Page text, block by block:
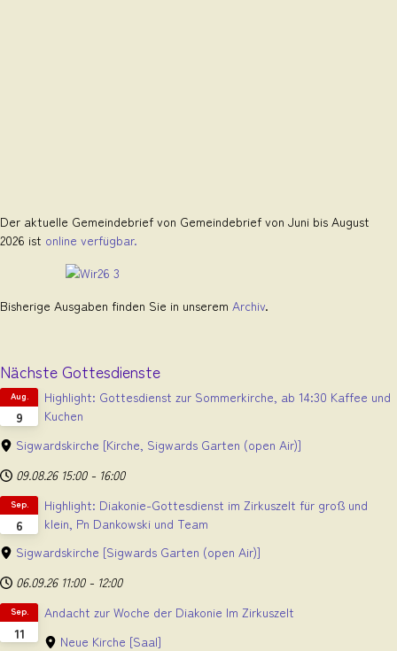
Der aktuelle Gemeindebrief von Gemeindebrief von Juni bis August
2026 ist online verfügbar.
Bisherige Ausgaben finden Sie in unserem Archiv.
Nächste Gottesdienste
9
Aug.
Highlight: Gottesdienst zur Sommerkirche, ab 14:30 Kaffee und
Kuchen
Sigwardskirche [Kirche, Sigwards Garten (open Air)]
09.08.26 15:00 - 16:00
6
Sep.
Highlight: Diakonie-Gottesdienst im Zirkuszelt für groß und
klein, Pn Dankowski und Team
Sigwardskirche [Sigwards Garten (open Air)]
06.09.26 11:00 - 12:00
11
Sep.
Andacht zur Woche der Diakonie Im Zirkuszelt
Neue Kirche [Saal]